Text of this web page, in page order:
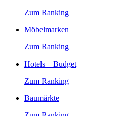
Zum Ranking
Möbelmarken
Zum Ranking
Hotels – Budget
Zum Ranking
Baumärkte